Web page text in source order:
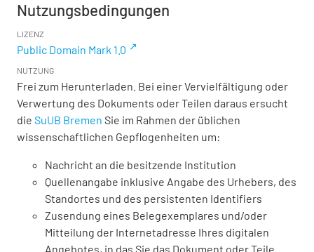
Nutzungsbedingungen
LIZENZ
Public Domain Mark 1.0
NUTZUNG
Frei zum Herunterladen. Bei einer Vervielfältigung oder
Verwertung des Dokuments oder Teilen daraus ersucht
die SuUB Bremen Sie im Rahmen der üblichen
wissenschaftlichen Gepflogenheiten um:
Nachricht an die besitzende Institution
Quellenangabe inklusive Angabe des Urhebers, des
Standortes und des persistenten Identifiers
Zusendung eines Belegexemplares und/oder
Mitteilung der Internetadresse Ihres digitalen
Angebotes, in das Sie das Dokument oder Teile